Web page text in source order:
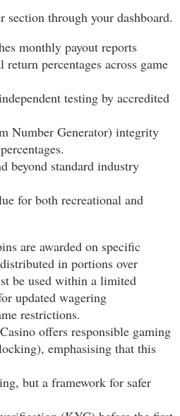
section through your dashboard.
monthly payout reports
return percentages across game
testing by accredited
Number Generator) integrity
beyond standard industry
for both recreational and
are awarded on specific
in portions over
be used within a limited
updated wagering
restrictions.
offers responsible gaming
emphasising that this
but a framework for safer